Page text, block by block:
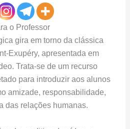
o Professor
gira em torno da clássica
Exupéry, apresentada em
Trata-se de um recurso
para introduzir aos alunos
amizade, responsabilidade,
das relações humanas.